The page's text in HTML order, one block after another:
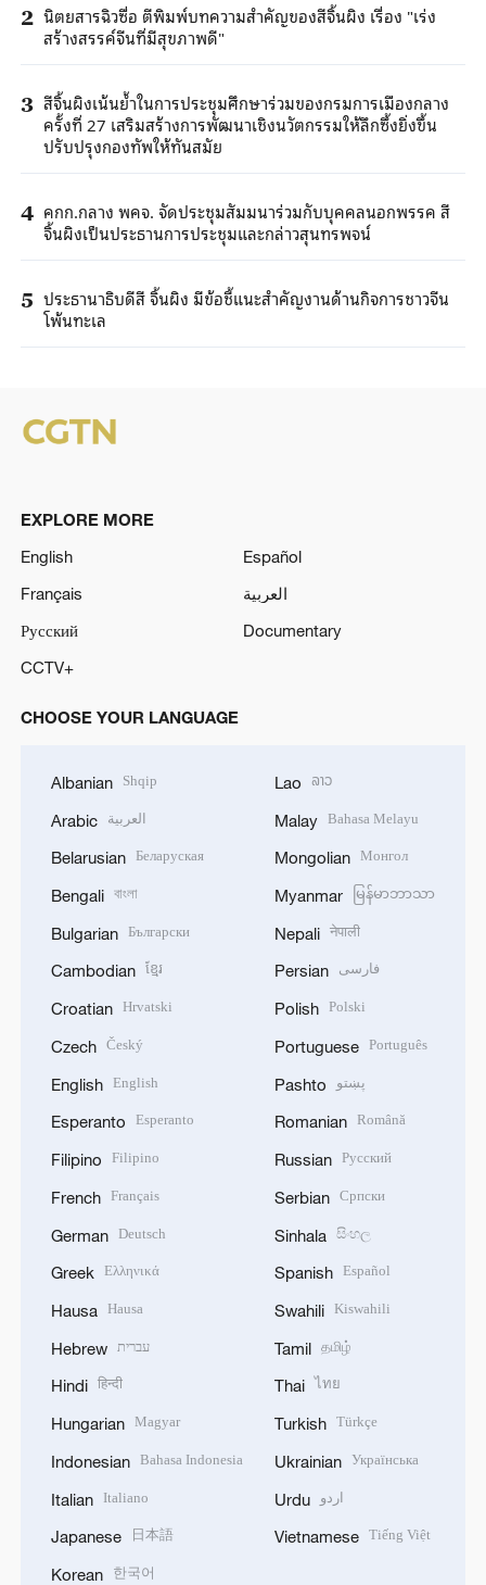
2 นิตยสารฉิวซื่อ ตีพิมพ์บทความสำคัญของสีจิ้นผิง เรื่อง "เร่ง
สร้างสรรค์จีนที่มีสุขภาพดี"
3 สีจิ้นผิงเน้นย้ำในการประชุมศึกษาร่วมของกรมการเมืองกลาง
ครั้งที่ 27 เสริมสร้างการพัฒนาเชิงนวัตกรรมให้ลึกซึ้งยิ่งขึ้น
ปรับปรุงกองทัพให้ทันสมัย
4 คกก.กลาง พคจ. จัดประชุมสัมมนาร่วมกับบุคคลนอกพรรค สี
จิ้นผิงเป็นประธานการประชุมและกล่าวสุนทรพจน์
5 ประธานาธิบดีสี จิ้นผิง มีข้อชี้แนะสำคัญงานด้านกิจการชาวจีน
โพ้นทะเล
EXPLORE MORE
English
Español
Français
العربية
Русский
Documentary
CCTV+
CHOOSE YOUR LANGUAGE
Albanian Shqip
Arabic العربية
Belarusian Беларуская
Bengali বাংলা
Bulgarian Български
Cambodian ខ្មែរ
Croatian Hrvatski
Czech Český
English English
Esperanto Esperanto
Filipino Filipino
French Français
German Deutsch
Greek Ελληνικά
Hausa Hausa
Hebrew עברית
Hindi हिन्दी
Hungarian Magyar
Indonesian Bahasa Indonesia
Italian Italiano
Japanese 日本語
Korean 한국어
Lao ລາວ
Malay Bahasa Melayu
Mongolian Монгол
Myanmar မြန်မာဘာသာ
Nepali नेपाली
Persian فارسی
Polish Polski
Portuguese Português
Pashto پښتو
Romanian Română
Russian Русский
Serbian Српски
Sinhala සිංහල
Spanish Español
Swahili Kiswahili
Tamil தமிழ்
Thai ไทย
Turkish Türkçe
Ukrainian Українська
Urdu اردو
Vietnamese Tiếng Việt